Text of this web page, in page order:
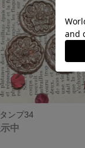
ンプ34
中